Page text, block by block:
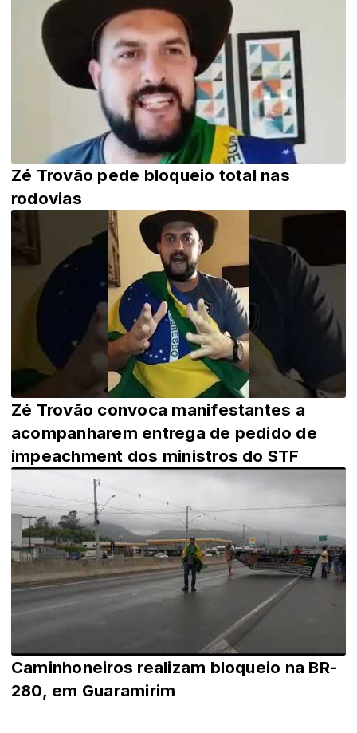
Zé Trovão pede bloqueio total nas
rodovias
Zé Trovão convoca manifestantes a
acompanharem entrega de pedido de
impeachment dos ministros do STF
Caminhoneiros realizam bloqueio na BR-
280, em Guaramirim